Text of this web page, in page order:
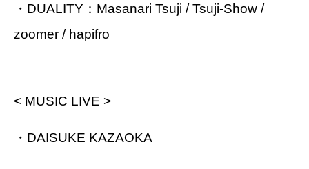
・DUALITY：Masanari Tsuji / Tsuji-Show /
zoomer / hapifro
< MUSIC LIVE >
・DAISUKE KAZAOKA